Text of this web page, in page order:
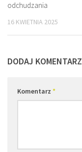
odchudzania
16 KWIETNIA 2025
DODAJ KOMENTARZ
Komentarz *